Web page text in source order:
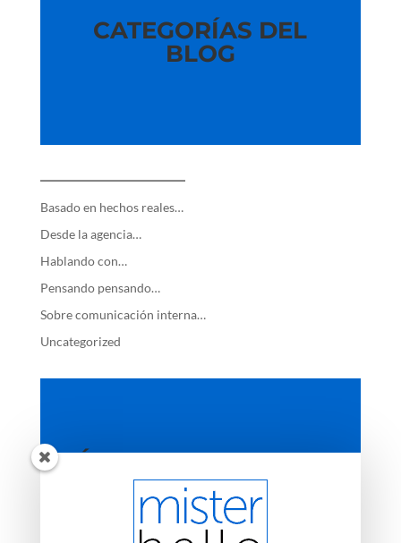
CATEGORÍAS DEL
BLOG
—————————
Basado en hechos reales…
Desde la agencia…
Hablando con…
Pensando pensando…
Sobre comunicación interna…
Uncategorized
ÚLTIMAS ENTRADAS